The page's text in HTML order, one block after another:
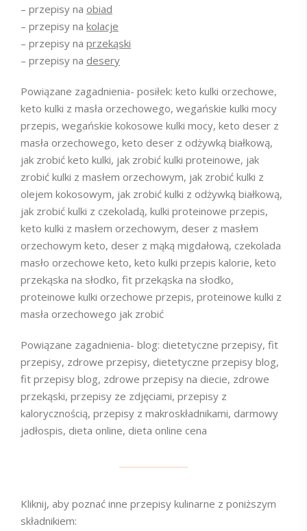
– przepisy na obiad
– przepisy na kolacje
– przepisy na przekąski
– przepisy na desery
Powiązane zagadnienia- posiłek: keto kulki orzechowe,
keto kulki z masła orzechowego, wegańskie kulki mocy
przepis, wegańskie kokosowe kulki mocy, keto deser z
masła orzechowego, keto deser z odżywką białkową,
jak zrobić keto kulki, jak zrobić kulki proteinowe, jak
zrobić kulki z masłem orzechowym, jak zrobić kulki z
olejem kokosowym, jak zrobić kulki z odżywką białkową,
jak zrobić kulki z czekoladą, kulki proteinowe przepis,
keto kulki z masłem orzechowym, deser z masłem
orzechowym keto, deser z mąką migdałową, czekolada
masło orzechowe keto, keto kulki przepis kalorie, keto
przekąska na słodko, fit przekąska na słodko,
proteinowe kulki orzechowe przepis, proteinowe kulki z
masła orzechowego jak zrobić
Powiązane zagadnienia- blog: dietetyczne przepisy, fit
przepisy, zdrowe przepisy, dietetyczne przepisy blog,
fit przepisy blog, zdrowe przepisy na diecie, zdrowe
przekąski, przepisy ze zdjęciami, przepisy z
kalorycznością, przepisy z makroskładnikami, darmowy
jadłospis, dieta online, dieta online cena
Kliknij, aby poznać inne przepisy kulinarne z poniższym
składnikiem: